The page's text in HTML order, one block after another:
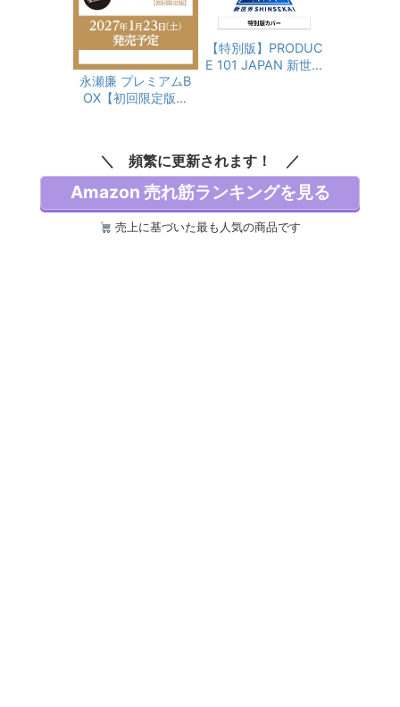
永瀬廉 プレミアムB
OX【初回限定版】
【特別版】PRODUC
E 101 JAPAN 新世界
頻繁に更新されます！
Amazon 売れ筋ランキングを見る
売上に基づいた最も人気の商品です